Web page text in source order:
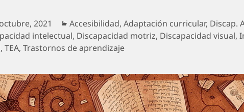
2021 Categorías
Accesibilidad,Adaptación curricular, Discap.
intelectual, Discapacidad motriz, Discapacidad visual,
,TEA,Trastornos de aprendizaje